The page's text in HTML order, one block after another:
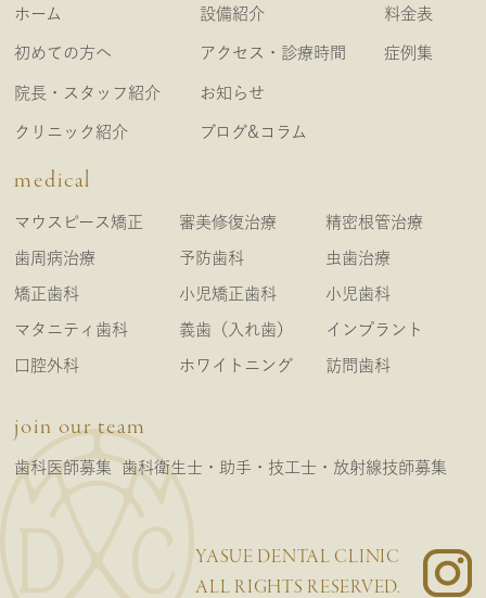
ホーム
初めての方へ
院長・スタッフ紹介
クリニック紹介
設備紹介
アクセス・診療時間
お知らせ
ブログ&コラム
料金表
症例集
medical
マウスピース矯正 審美修復治療 精密根管治療
歯周病治療 予防歯科 虫歯治療
矯正歯科 小児矯正歯科 小児歯科
マタニティ歯科 義歯（入れ歯） インプラント
口腔外科 ホワイトニング 訪問歯科
join our team
歯科医師募集 歯科衛生士・助手・技工士・放射線技師募集
YASUE DENTAL CLINIC
ALL RIGHTS RESERVED.